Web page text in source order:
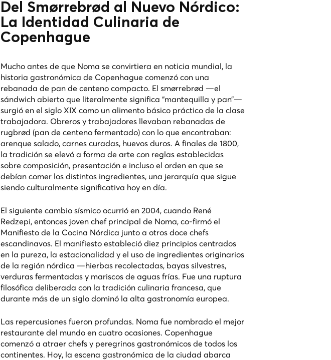
Del Smørrebrød al Nuevo Nórdico:
La Identidad Culinaria de
Copenhague
Mucho antes de que Noma se convirtiera en noticia mundial, la
historia gastronómica de Copenhague comenzó con una
rebanada de pan de centeno compacto. El smørrebrød —el
sándwich abierto que literalmente significa “mantequilla y pan”—
surgió en el siglo XIX como un alimento básico práctico de la clase
trabajadora. Obreros y trabajadores llevaban rebanadas de
rugbrød (pan de centeno fermentado) con lo que encontraban:
arenque salado, carnes curadas, huevos duros. A finales de 1800,
la tradición se elevó a forma de arte con reglas establecidas
sobre composición, presentación e incluso el orden en que se
debían comer los distintos ingredientes, una jerarquía que sigue
siendo culturalmente significativa hoy en día.
El siguiente cambio sísmico ocurrió en 2004, cuando René
Redzepi, entonces joven chef principal de Noma, co-firmó el
Manifiesto de la Cocina Nórdica junto a otros doce chefs
escandinavos. El manifiesto estableció diez principios centrados
en la pureza, la estacionalidad y el uso de ingredientes originarios
de la región nórdica —hierbas recolectadas, bayas silvestres,
verduras fermentadas y mariscos de aguas frías. Fue una ruptura
filosófica deliberada con la tradición culinaria francesa, que
durante más de un siglo dominó la alta gastronomía europea.
Las repercusiones fueron profundas. Noma fue nombrado el mejor
restaurante del mundo en cuatro ocasiones. Copenhague
comenzó a atraer chefs y peregrinos gastronómicos de todos los
continentes. Hoy, la escena gastronómica de la ciudad abarca